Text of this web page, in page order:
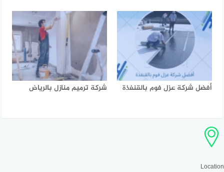
أفضل شركة عزل فوم بالقنفذة شركة ترميم منازل بالرياض
Location